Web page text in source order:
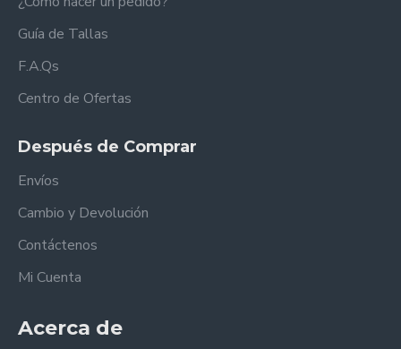
Guía de Tallas
F.A.Qs
Centro de Ofertas
Después de Comprar
Envíos
Cambio y Devolución
Contáctenos
Mi Cuenta
Acerca de